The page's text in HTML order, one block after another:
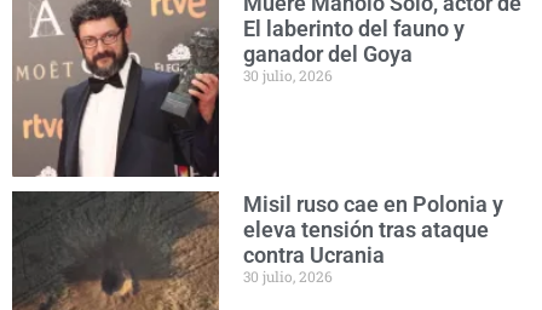
El laberinto del fauno y
ganador del Goya
30 julio, 2026
Misil ruso cae en Polonia y
eleva tensión tras ataque
contra Ucrania
30 julio, 2026